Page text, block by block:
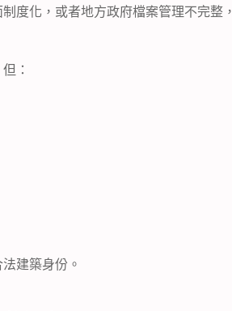
度化，或者地方政府檔案管理不完整，
：
建築身份。